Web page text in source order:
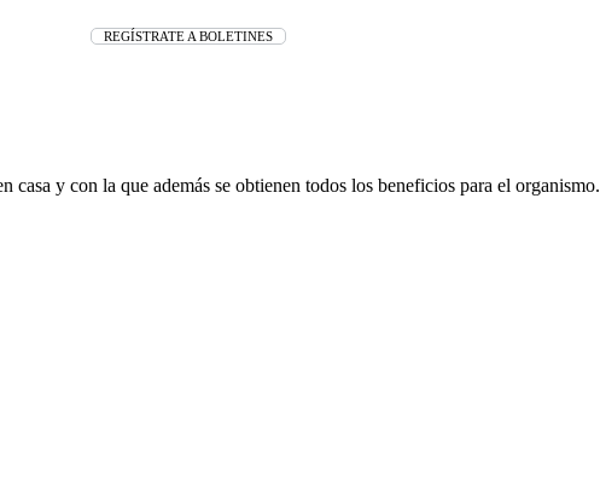
REGÍSTRATE A BOLETINES
y con la que además se obtienen todos los beneficios para el organismo.